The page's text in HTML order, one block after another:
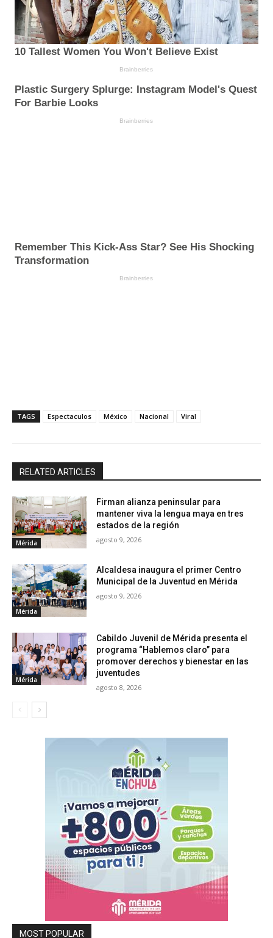
TAGS Espectaculos México Nacional Viral
RELATED ARTICLES
Mérida
Firman alianza peninsular para
mantener viva la lengua maya en tres
estados de la región
agosto 9, 2026
Mérida
Alcaldesa inaugura el primer Centro
Municipal de la Juventud en Mérida
agosto 9, 2026
Mérida
Cabildo Juvenil de Mérida presenta el
programa “Hablemos claro” para
promover derechos y bienestar en las
juventudes
agosto 8, 2026
MOST POPULAR